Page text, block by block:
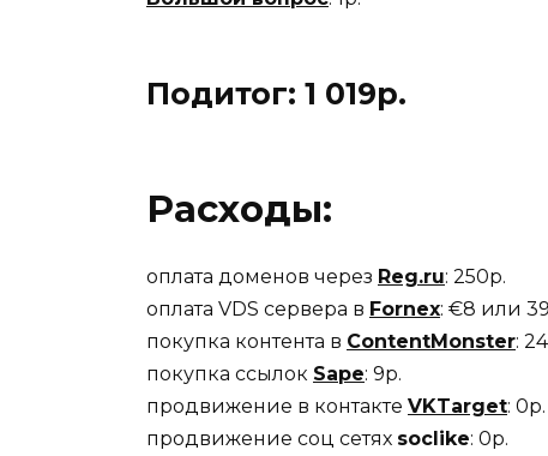
Подитог: 1 019р.
Расходы:
оплата доменов через Reg.ru: 250р.
оплата VDS сервера в Fornex: €8 или
покупка контента в ContentMonster:
покупка ссылок Sape: 9р.
продвижение в контакте VKTarget: 0р.
продвижение соц сетях soclike: 0р.